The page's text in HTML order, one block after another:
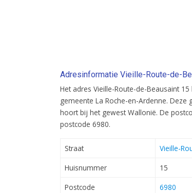
Adresinformatie Vieille-Route-de-
Het adres Vieille-Route-de-Beausaint
gemeente La Roche-en-Ardenne.
hoort bij het gewest Wallonië. De
postcode 6980.
Straat
Vieille-
Huisnummer
15
Postcode
6980